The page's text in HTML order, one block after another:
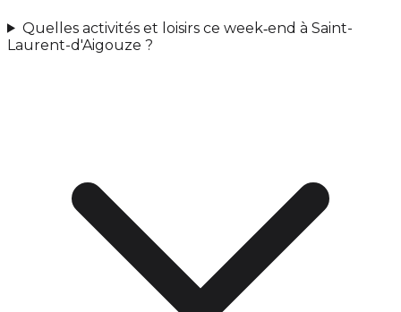
Quelles activités et loisirs ce week‑end à Saint-
Laurent-d'Aigouze ?